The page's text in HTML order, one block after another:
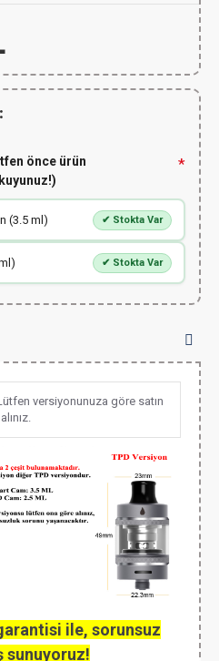
önce ürün
(3.5 ml) ✔ Stokta Var
✔ Stokta Var
versiyonunuza göre satın
alınız.
ile, sorunsuz
sunuyoruz!